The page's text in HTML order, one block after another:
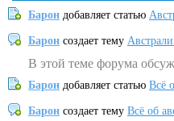
Барон добавляет статью
Барон создает тему
В этой теме форума
Барон добавляет статью Всё
Барон создает тему Всё об